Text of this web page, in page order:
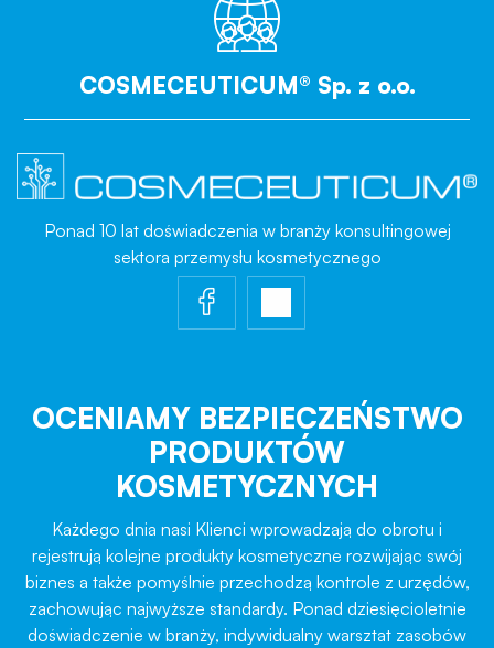
COSMECEUTICUM® Sp. z o.o.
Ponad 10 lat doświadczenia w branży konsultingowej
sektora przemysłu kosmetycznego
OCENIAMY BEZPIECZEŃSTWO
PRODUKTÓW
KOSMETYCZNYCH
Każdego dnia nasi Klienci wprowadzają do obrotu i
rejestrują kolejne produkty kosmetyczne rozwijając swój
biznes a także pomyślnie przechodzą kontrole z urzędów,
zachowując najwyższe standardy. Ponad dziesięcioletnie
doświadczenie w branży, indywidualny warsztat zasobów